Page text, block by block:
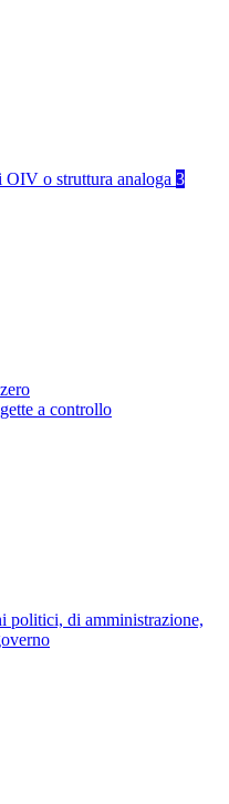
OIV o struttura analoga 3
a controllo
politici, di amministrazione,